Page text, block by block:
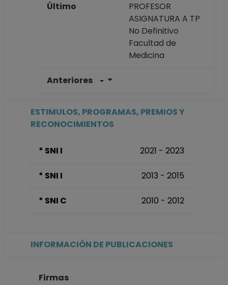
Último
PROFESOR
ASIGNATURA A TP
No Definitivo
Facultad de
Medicina
Anteriores
Facultad de
hasta 15-08-2008
ESTIMULOS, PROGRAMAS, PREMIOS Y
RECONOCIMIENTOS
* SNI I 2021 - 2023
* SNI I 2013 - 2015
* SNI C 2010 - 2012
INFORMACIÓN DE PUBLICACIONES
Firmas